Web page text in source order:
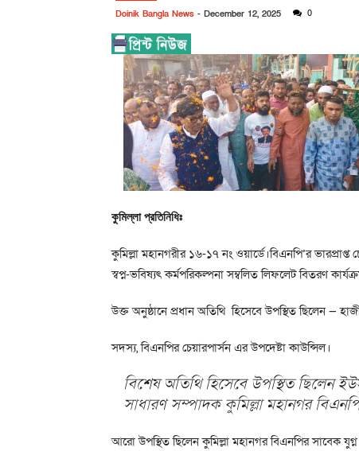
Doinik Bangla News - December 12, 2025 0
কুমিল্লা প্রতিনিধিঃ
কুমিল্লা মহানগরীর ১৬-১৭ নং ওয়ার্ডে।বিএনপি’র
স্বপ্ন-ভবিষ্যৎ কর্মপরিকল্পনা সম্বলিত লিফলেট বিতরণ
উক্ত অনুষ্ঠানে প্রধান অতিথি হিসেবে উপস্থিত ছিলেন —
সদস্য, বিএনপির চেয়ারপার্সন এর উপদেষ্টা কাউন্সিল।
বিশেষ অতিথি হিসেবে উপস্থিত ছিলেন
সাধারণ সম্পাদক কুমিল্লা মহানগর
আরো উপস্থিত ছিলেন কুমিল্লা মহানগর বিএনপির সাবেক